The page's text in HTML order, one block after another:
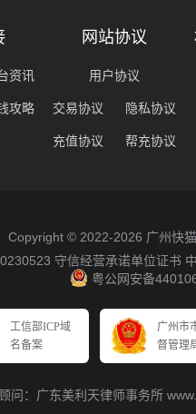
资讯
攻略
网站协议
用户协议
交易协议 隐私协议
充值协议 帮充协议
Copyright © 2022-2026 广州快
守信经营承诺单位证书中
粤公网安备
工信部ICP域
名备案
广州市
督管理
问：广东美利天律师事务所